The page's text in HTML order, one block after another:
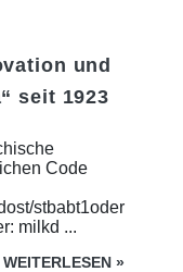
und
seit 1923
Code
stbabt1oder
milkd ...
WEITERLESEN »